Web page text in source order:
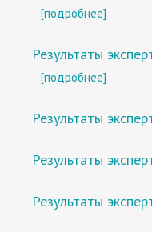
[подробнее]
Результаты
[подробнее]
Результаты
Результаты
Результаты